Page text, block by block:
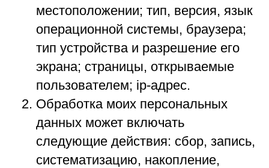
местоположении; тип, версия, язык
операционной системы, браузера;
тип устройства и разрешение его
экрана; страницы, открываемые
пользователем; ip-адрес.
Обработка моих персональных
данных может включать
следующие действия: сбор, запись,
систематизацию, накопление,